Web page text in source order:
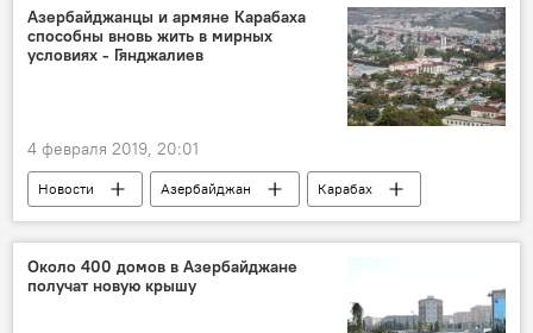
ЖИЗНЬ
Азербайджанцы и армяне Карабаха
способны вновь жить в мирных
условиях - Гянджалиев
4 февраля 2019, 20:01
Новости Азербайджан Карабах
Около 400 домов в Азербайджане
получат новую крышу